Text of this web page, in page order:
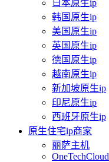
日本原生ip
韩国原生ip
美国原生ip
英国原生ip
德国原生ip
越南原生ip
新加坡原生ip
印尼原生ip
西班牙原生ip
原生住宅ip商家
丽萨主机
OneTechCloud